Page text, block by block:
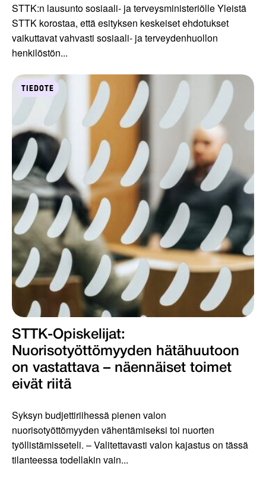
STTK:n lausunto sosiaali- ja terveysministeriölle Yleistä
STTK korostaa, että esityksen keskeiset ehdotukset
vaikuttavat vahvasti sosiaali- ja terveydenhuollon
henkilöstön...
TIEDOTE
STTK-Opiskelijat:
Nuorisotyöttömyyden hätähuutoon
on vastattava – näennäiset toimet
eivät riitä
Syksyn budjettiriihessä pienen valon
nuorisotyöttömyyden vähentämiseksi toi nuorten
työllistämisseteli. – Valitettavasti valon kajastus on tässä
tilanteessa todellakin vain...